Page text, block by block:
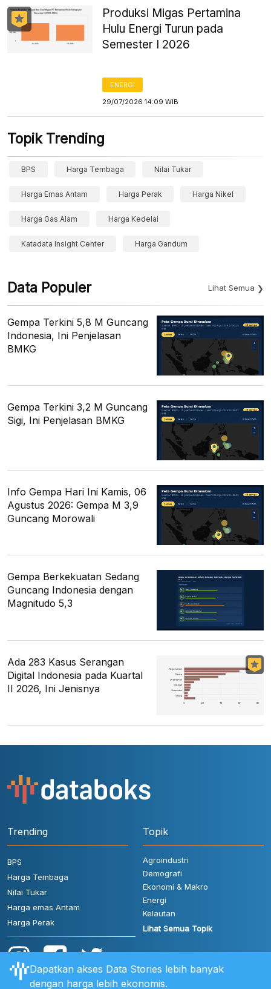
Produksi Migas Pertamina
Hulu Energi Turun pada
Semester I 2026
ENERGI
29/07/2026 14:09 WIB
Topik Trending
BPS Harga Tembaga Nilai Tukar
Harga Emas Antam Harga Perak Harga Nikel
Harga Gas Alam Harga Kedelai
Katadata Insight Center Harga Gandum
Data Populer Lihat Semua
Gempa Terkini 5,8 M Guncang
Indonesia, Ini Penjelasan
BMKG
Gempa Terkini 3,2 M Guncang
Sigi, Ini Penjelasan BMKG
Info Gempa Hari Ini Kamis, 06
Agustus 2026: Gempa M 3,9
Guncang Morowali
Gempa Berkekuatan Sedang
Guncang Indonesia dengan
Magnitudo 5,3
Ada 283 Kasus Serangan
Digital Indonesia pada Kuartal
II 2026, Ini Jenisnya
Trending
BPS
Harga Tembaga
Nilai Tukar
Harga emas Antam
Harga Perak
Topik
Agroindustri
Demografi
Ekonomi & Makro
Energi
Kelautan
Lihat Semua Topik
Dapatkan akses Data Stories lebih banyak
dengan harga lebih ekonomis.